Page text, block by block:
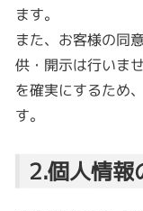
ます。
また、お客様の同
供・開示は行いま
を確実にするため
す。
2.個人情報